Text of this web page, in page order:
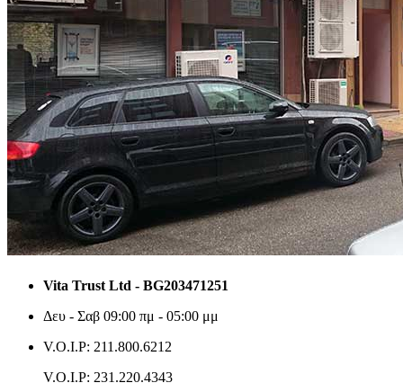
Vita Trust Ltd - BG203471251
Δευ - Σαβ 09:00 πμ - 05:00 μμ
V.O.I.P: 211.800.6212
V.O.I.P: 231.220.4343